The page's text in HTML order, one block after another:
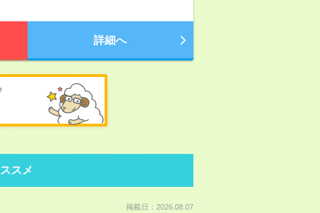
詳細へ
スメ
掲載日：2026.08.07